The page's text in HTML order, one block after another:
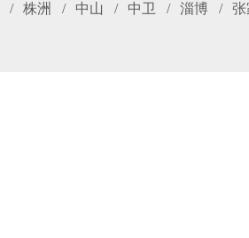
株洲 中山 中卫 淄博 张